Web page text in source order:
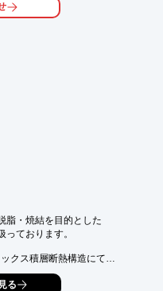
脂・焼結を目的とした
っております。
クス積層断熱構造にて
ており広範囲の熱処理実験
る